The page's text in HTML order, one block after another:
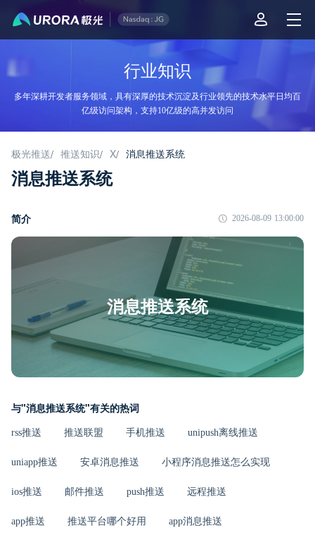
行业知识
多年深耕开发者服务领域，具有深厚的技术沉淀及行业领先的技术水平日均百
亿级访问架构，支持10亿级的高并发访问
极光推送/ 推送知识/ X/ 消息推送系统
消息推送系统
简介 2026-08-09 13:00:00
消息推送系统
与"消息推送系统"有关的热词
rss推送 推送联盟 手机推送 unipush离线推送
uniapp推送 安卓消息推送 小程序消息推送怎么实现
ios推送 邮件推送 push推送 远程推送
app推送 推送平台哪个好用 app消息推送